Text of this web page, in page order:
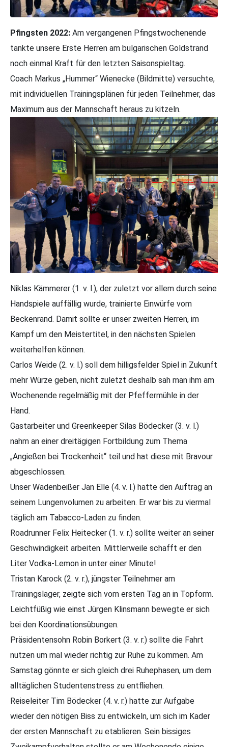
Pfingsten 2022: Am vergangenen Pfingstwochenende
tankte unsere Erste Herren am bulgarischen Goldstrand
noch einmal Kraft für den letzten Saisonspieltag.
Coach Markus „Hummer“ Wienecke (Bildmitte) versuchte,
mit individuellen Trainingsplänen für jeden Teilnehmer, das
Maximum aus der Mannschaft heraus zu kitzeln.
Niklas Kämmerer (1. v. l.), der zuletzt vor allem durch seine
Handspiele auffällig wurde, trainierte Einwürfe vom
Beckenrand. Damit sollte er unser zweiten Herren, im
Kampf um den Meistertitel, in den nächsten Spielen
weiterhelfen können.
Carlos Weide (2. v. l.) soll dem hilligsfelder Spiel in Zukunft
mehr Würze geben, nicht zuletzt deshalb sah man ihm am
Wochenende regelmäßig mit der Pfeffermühle in der
Hand.
Gastarbeiter und Greenkeeper Silas Bödecker (3. v. l.)
nahm an einer dreitägigen Fortbildung zum Thema
„Angießen bei Trockenheit“ teil und hat diese mit Bravour
abgeschlossen.
Unser Wadenbeißer Jan Elle (4. v. l.) hatte den Auftrag an
seinem Lungenvolumen zu arbeiten. Er war bis zu viermal
täglich am Tabacco-Laden zu finden.
Roadrunner Felix Heitecker (1. v. r.) sollte weiter an seiner
Geschwindigkeit arbeiten. Mittlerweile schafft er den
Liter Vodka-Lemon in unter einer Minute!
Tristan Karock (2. v. r.), jüngster Teilnehmer am
Trainingslager, zeigte sich vom ersten Tag an in Topform.
Leichtfüßig wie einst Jürgen Klinsmann bewegte er sich
bei den Koordinationsübungen.
Präsidentensohn Robin Borkert (3. v. r.) sollte die Fahrt
nutzen um mal wieder richtig zur Ruhe zu kommen. Am
Samstag gönnte er sich gleich drei Ruhephasen, um dem
alltäglichen Studentenstress zu entfliehen.
Reiseleiter Tim Bödecker (4. v. r.) hatte zur Aufgabe
wieder den nötigen Biss zu entwickeln, um sich im Kader
der ersten Mannschaft zu etablieren. Sein bissiges